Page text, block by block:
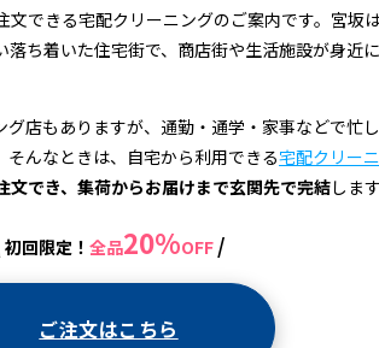
できる宅配クリーニングのご案内です。宮坂
ち着いた住宅街で、商店街や生活施設が身近
店もありますが、通勤・通学・家事などで忙
んなときは、自宅から利用できる宅配クリー
文でき、集荷からお届けまで玄関先で完結しま
初回限定！ 全品20%OFF /
ご注文はこちら